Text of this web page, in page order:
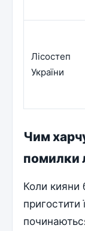
Лісостеп
України
Чим
помилки
Коли кияни
пригостити